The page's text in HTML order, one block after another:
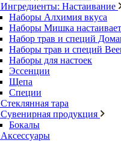
Ингредиенты: Настаивание
Наборы Алхимия вкуса
Наборы Мишка настаивает
Набор трав и специй
Наборы трав и специй
Наборы для настоек
Эссенции
Щепа
Специи
Стеклянная тара
Сувенирная продукция
Бокалы
Аксессуары